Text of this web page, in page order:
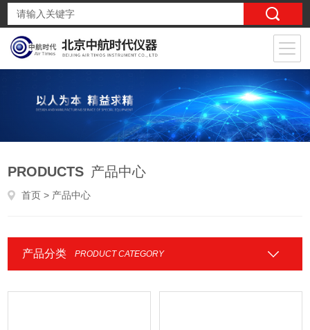
PRODUCTS 产品中心
首页 > 产品中心
产品分类 PRODUCT CATEGORY